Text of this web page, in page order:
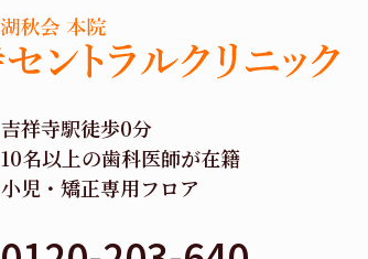
吉祥寺駅徒歩0分
10名以上の歯科医師が在籍
小児・矯正専用フロア